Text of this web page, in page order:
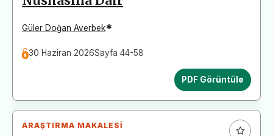
Güler Doğan Averbek*
30 Haziran 2026Sayfa 44-58
PDF Görüntüle
ARAŞTIRMA MAKALESI